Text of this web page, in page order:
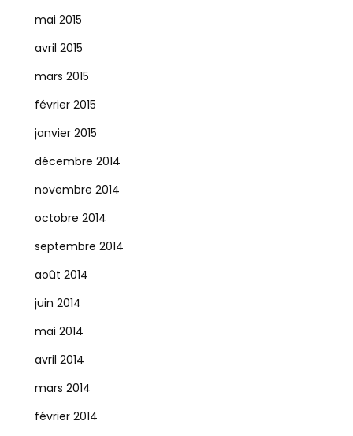
mai 2015
avril 2015
mars 2015
février 2015
janvier 2015
décembre 2014
novembre 2014
octobre 2014
septembre 2014
août 2014
juin 2014
mai 2014
avril 2014
mars 2014
février 2014